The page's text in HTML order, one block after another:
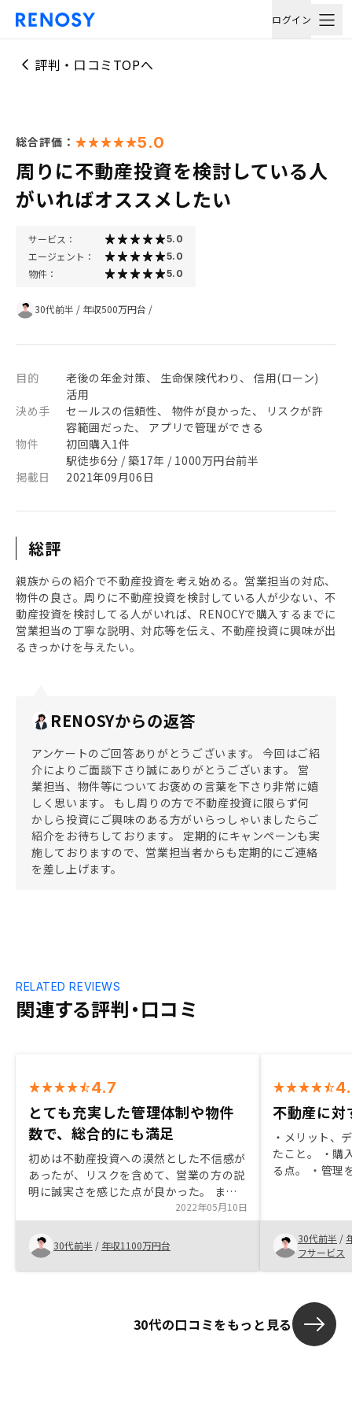
ログイン
評判・口コミTOPへ
総合評価： 5.0
周りに不動産投資を検討している人
がいればオススメしたい
サービス： 5.0
エージェント： 5.0
物件： 5.0
30代前半 / 年収500万円台 /
目的
老後の年金対策、 生命保険代わり、 信用(ローン)
活用
決め手
セールスの信頼性、 物件が良かった、 リスクが許
容範囲だった、 アプリで管理ができる
物件
初回購入1件
駅徒歩6分 / 築17年 / 1000万円台前半
掲載日
2021年09月06日
総評
親族からの紹介で不動産投資を考え始める。営業担当の対応、
物件の良さ。周りに不動産投資を検討している人が少ない、不
動産投資を検討してる人がいれば、RENOCYで購入するまでに
営業担当の丁寧な説明、対応等を伝え、不動産投資に興味が出
るきっかけを与えたい。
RENOSYからの返答
アンケートのご回答ありがとうございます。 今回はご紹
介によりご面談下さり誠にありがとうございます。 営
業担当、物件等についてお褒めの言葉を下さり非常に嬉
しく思います。 もし周りの方で不動産投資に限らず何
かしら投資にご興味のある方がいらっしゃいましたらご
紹介をお待ちしております。 定期的にキャンペーンも実
施しておりますので、営業担当者からも定期的にご連絡
を差し上げます。
関連する評判・口コミ
RELATED REVIEWS
4.7
とても充実した管理体制や物件
数で、総合的にも満足
初めは不動産投資への漠然とした不信感が
あったが、リスクを含めて、営業の方の説
明に誠実さを感じた点が良かった。 ま
た、物件や管理方法についても、なぜ
RENOSYでの契約がおすすめか細かな説明
を頂けたので納得感があった。融資ありき
なのは分かるが、まだやるかも決まってい
ないのにかなり細かい資産状況や他の借り
いても、送付してから数週間後に内容の問
2022年05月10日
30代前半 / 年収1100万円台
不動産に対
・メリット、
たこと。 ・購
る点。 ・管理
提案を頂いた
30代前半 /
フサービス
30代の口コミをもっと見る